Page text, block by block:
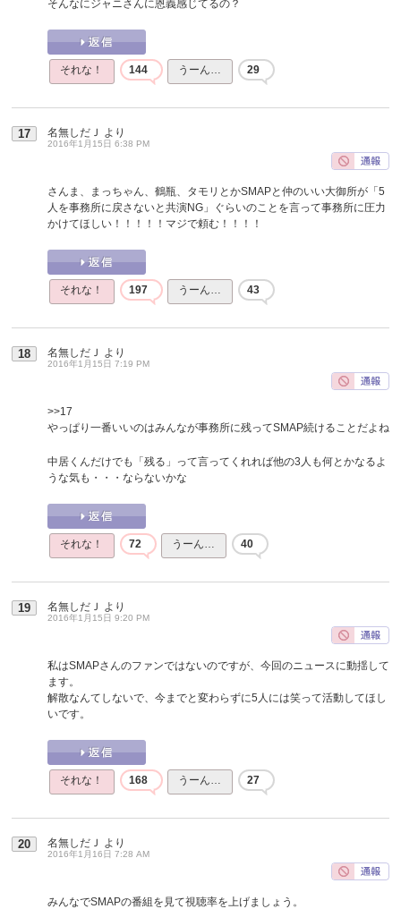
そんなにジャニさんに恩義感じてるの？
それな！ 144 うーん… 29
17 名無しだＪ より
2016年1月15日 6:38 PM
さんま、まっちゃん、鶴瓶、タモリとかSMAPと仲のいい大御所が「5
人を事務所に戻さないと共演NG」ぐらいのことを言って事務所に圧力
かけてほしい！！！！！マジで頼む！！！！
それな！ 197 うーん… 43
18 名無しだＪ より
2016年1月15日 7:19 PM
>>17
やっぱり一番いいのはみんなが事務所に残ってSMAP続けることだよね
中居くんだけでも「残る」って言ってくれれば他の3人も何とかなるよ
うな気も・・・ならないかな
それな！ 72 うーん… 40
19 名無しだＪ より
2016年1月15日 9:20 PM
私はSMAPさんのファンではないのですが、今回のニュースに動揺して
ます。
解散なんてしないで、今までと変わらずに5人には笑って活動してほし
いです。
それな！ 168 うーん… 27
20 名無しだＪ より
2016年1月16日 7:28 AM
みんなでSMAPの番組を見て視聴率を上げましょう。